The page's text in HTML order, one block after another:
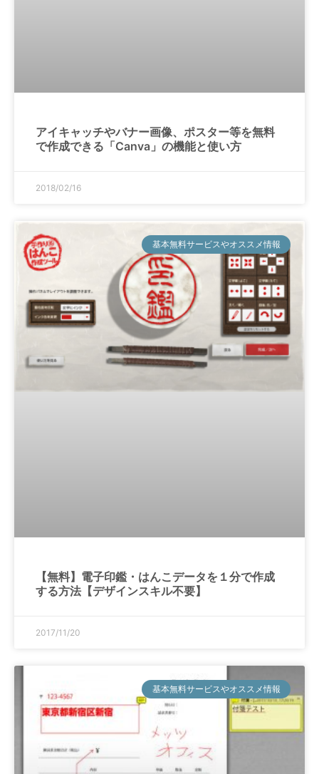
アイキャッチやバナー画像、ポスター等を無料
で作成できる「Canva」の機能と使い方
2018/02/16
基本無料サービスやオススメ情報
【無料】電子印鑑・はんこデータを１分で作成
する方法【デザインスキル不要】
2017/11/20
基本無料サービスやオススメ情報